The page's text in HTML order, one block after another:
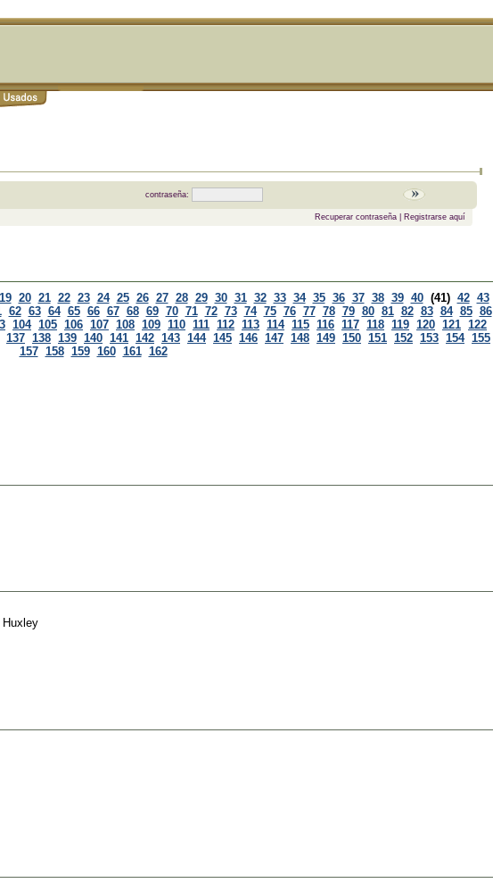
contraseña:
Recuperar contraseña| Registrarse aquí
19 20 21 22 23 24 25 26 27 28 29 30 31 32 33 34 35 36 37 38 39 40 (41) 42 43
62 63 64 65 66 67 68 69 70 71 72 73 74 75 76 77 78 79 80 81 82 83 84 85 86
104 105 106 107 108 109 110 111 112 113 114 115 116 117 118 119 120 121 122
137 138 139 140 141 142 143 144 145 146 147 148 149 150 151 152 153 154 155
157 158 159 160 161 162